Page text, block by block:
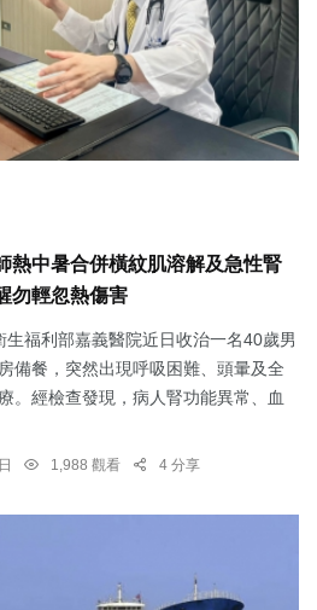
熱中暑合併橫紋肌溶解及急性腎
勿輕忽熱傷害
福利部嘉義醫院近日收治一名40歲男
備餐，突然出現呼吸困難、頭暈及全
。經檢查發現，病人腎功能異常、血
1,988 觀看 4 分享